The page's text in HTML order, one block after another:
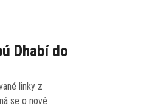
Dhabí do
linky z
se o nové